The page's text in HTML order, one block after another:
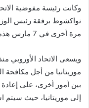
وكانت رئيسة مفوضية
مرة أخرى في 7 مارس هذه المرة، لتوقيع الاتفاقية.
ويسعى الاتحاد الأوروبي
موريتانيا من أجل مكافحة
بين أمور أخرى، على
إلى موريتانيا، حيث سيتم